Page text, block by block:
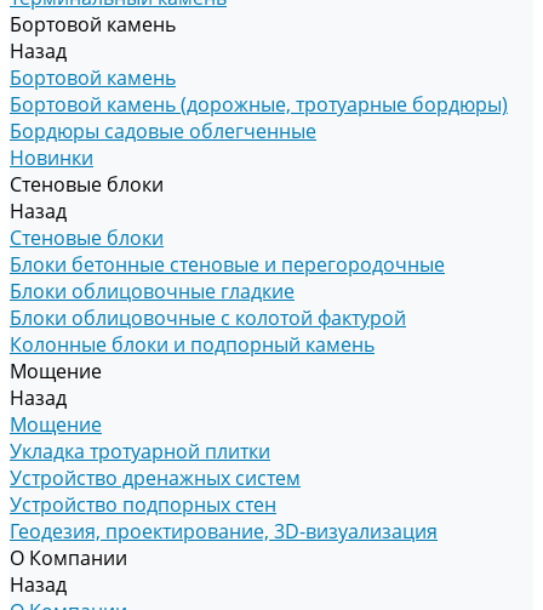
Бортовой камень
Назад
Бортовой камень
Бортовой камень (дорожные, тротуарные бордюры)
Бордюры садовые облегченные
Новинки
Стеновые блоки
Назад
Стеновые блоки
Блоки бетонные стеновые и перегородочные
Блоки облицовочные гладкие
Блоки облицовочные с колотой фактурой
Колонные блоки и подпорный камень
Мощение
Назад
Мощение
Укладка тротуарной плитки
Устройство дренажных систем
Устройство подпорных стен
Геодезия, проектирование, 3D-визуализация
О Компании
Назад